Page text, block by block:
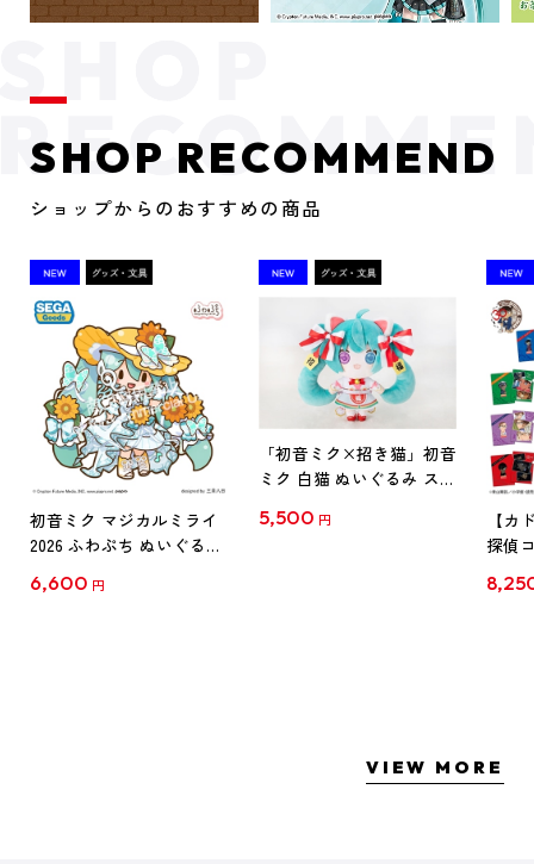
SHOP RECOMMEND
ショップからのおすすめの商品
初音ミク マジカルミライ
2026 ふわぷち ぬいぐるみ
6,600 円
「初音ミク×招き猫」初音
ミク 白猫 ぬいぐるみ スタ
5,500 円
【カ
探偵
クリ
VIEW MORE